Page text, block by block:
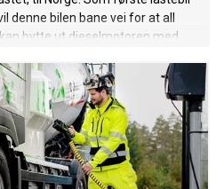
denne bilen bane vei for at all
bytte ut dieselmotoren med